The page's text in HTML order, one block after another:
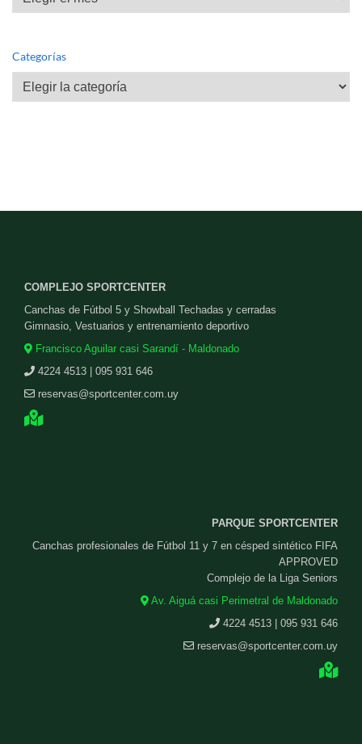
Categorías
Categorías
COMPLEJO SPORTCENTER
Canchas de Fútbol 5 y Showball Techadas y cerradas
Gimnasio, Vestuarios y entrenamiento deportivo
Francisco Aguilar casi Sarandí - Maldonado
4224 4513 | 095 931 646
reservas@sportcenter.com.uy
PARQUE SPORTCENTER
Canchas profesionales de Fútbol 11 y 7 en césped sintético FIFA
APPROVED
Complejo de la Liga Seniors
Av. Aiguá casi Perimetral de Maldonado
4224 4513 | 095 931 646
reservas@sportcenter.com.uy